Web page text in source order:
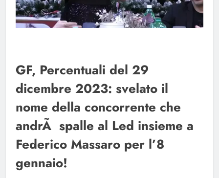
GF, Percentuali del 29
dicembre 2023: svelato il
nome della concorrente che
andrÃ spalle al Led insieme a
Federico Massaro per l’8
gennaio!